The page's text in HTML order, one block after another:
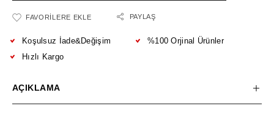
FAVORILERE EKLE PAYLAŞ
Koşulsuz İade&Değişim
Hızlı Kargo
%100 Orjinal Ürünler
AÇIKLAMA